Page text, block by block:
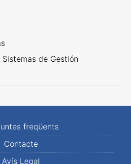
de Gestión
freqüents
Contacte
Avís Legal